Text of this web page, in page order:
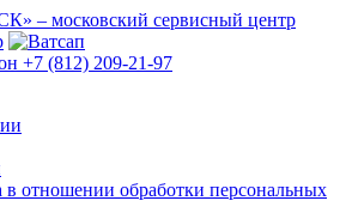
+7 (812) 209-21-97
в отношении обработки персональных